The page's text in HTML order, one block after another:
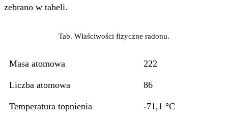
zebrano w tabeli.
Tab. Właściwości fizyczne radonu.
Masa atomowa 222
Liczba atomowa 86
Temperatura topnienia -71,1 °C